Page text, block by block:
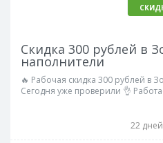
Скидка 300 рублей в
наполнители
🔥 Рабочая скидка 300 рублей в
Сегодня уже проверили 👌
22 дней